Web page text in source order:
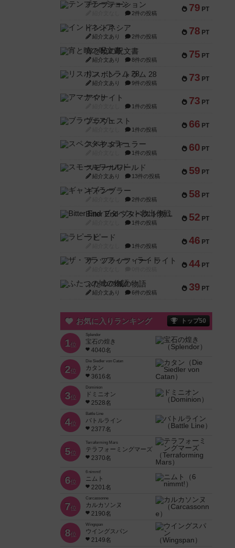
79 PT
テンプテーション
2件の投稿
78 PT
インドネシア
紹介文あり 2件の投稿
75 PT
宵と暁の呪文書
紹介文あり 8件の投稿
73 PT
リスボン・トラム 28
紹介文あり 9件の投稿
73 PT
アマナイト
1件の投稿
66 PT
ブラヴェスト
1件の投稿
60 PT
スペクタキュラー
1件の投稿
59 PT
スモールワールド
紹介文あり 13件の投稿
58 PT
ギャンブラー
2件の投稿
52 PT
Bitter End ブタペスト救出作戦
1件の投稿
46 PT
ラピード
1件の投稿
44 PT
ザ・フラッフィー・ライト
39 PT
ふたつの城の物語
紹介文あり 6件の投稿
お気に入りランキング トップ50
1位
Splendor
宝石の煌き
4040名
2位
Die Siedler von Catan
カタン
3616名
3位
Dominion
ドミニオン
2528名
4位
Battle Line
バトルライン
2377名
5位
Terraforming Mars
テラフォーミングマーズ
2370名
6位
6 nimmt!
ニムト
2201名
7位
Carcassonne
カルカソンヌ
2190名
8位
Wingspan
ウイングスパン
2149名